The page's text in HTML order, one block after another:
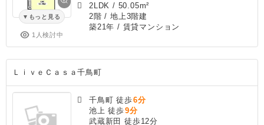
もっと見る
1人検討中
2LDK / 50.05m²
2階 / 地上3階建
築21年 / 賃貸マンション
ＬｉｖｅＣａｓａ千鳥町
千鳥町 徒歩6分
池上 徒歩9分
武蔵新田 徒歩12分